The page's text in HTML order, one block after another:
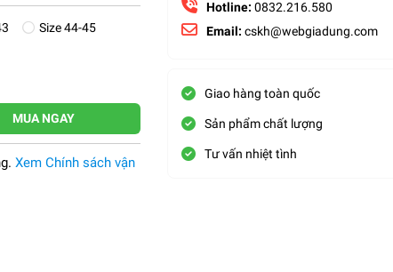
Size 44-45
MUA NGAY
Xem Chính sách vận
Hotline: 0832.216.580
Email: cskh@webgiadung.com
Giao hàng toàn quốc
Sản phẩm chất lượng
Tư vấn nhiệt tình